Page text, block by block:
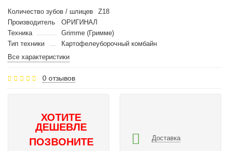
Количество зубов / шлицев
Z18
Производитель
ОРИГИНАЛ
Техника
Grimme (Гримме)
Тип техники
Картофелеуборочный комбайн
Все характеристики
0 отзывов
ХОТИТЕ
ДЕШЕВЛЕ
ПОЗВОНИТЕ
Доставка